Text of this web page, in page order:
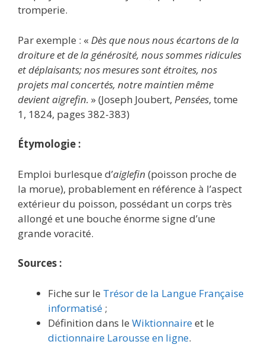
tromperie.
Par exemple : « Dès que nous nous écartons de la
droiture et de la générosité, nous sommes ridicules
et déplaisants; nos mesures sont étroites, nos
projets mal concertés, notre maintien même
devient aigrefin. » (Joseph Joubert, Pensées, tome
1, 1824, pages 382-383)
Étymologie :
Emploi burlesque d’aiglefin (poisson proche de
la morue), probablement en référence à l’aspect
extérieur du poisson, possédant un corps très
allongé et une bouche énorme signe d’une
grande voracité.
Sources :
Fiche sur le Trésor de la Langue Française
informatisé ;
Définition dans le Wiktionnaireet le
dictionnaire Larousse en ligne.